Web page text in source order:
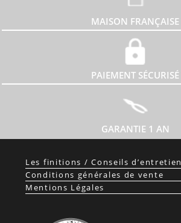
MAISON FRANÇAISE
PAIEMENT SÉCURISÉ
GARANTIE 1 AN
Les finitions / Conseils d’entretien
Conditions générales de vente
Mentions Légales